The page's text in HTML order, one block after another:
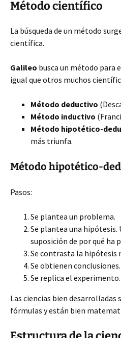
Método científico
La búsqueda de un método
científica.
Galileo busca un método para
igual que otros muchos
Método deductivo
Método inductivo
Método hipotético-
más triunfa.
Método hipotético-
Pasos:
Se plantea un problema.
Se plantea una hipótesis.
suposición de por qué ha
Se contrasta la hipótesis
Se obtienen conclusiones.
Se replica el experimento.
Las ciencias bien desarrolladas
fórmulas y están bien